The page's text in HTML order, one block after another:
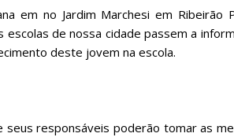
em no Jardim Marchesi em Ribeirão
de nossa cidade passem a
deste jovem na escola.
responsáveis poderão tomar as